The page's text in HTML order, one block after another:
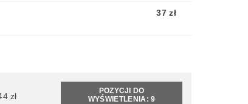
37 zł
zł
POZYCJI DO
WYŚWIETLENIA:9